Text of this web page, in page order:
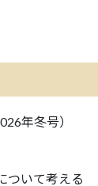
年冬号）
ついて考える